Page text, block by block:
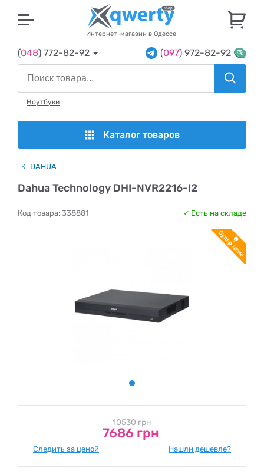
Интернет-магазин в Одессе
(048) 772-82-92 (097) 972-82-92
Ноутбуки
Каталог товаров
DAHUA
Dahua Technology DHI-NVR2216-I2
Код товара: 338881 Есть на складе
10530 грн
7686 грн
Следить за ценой Нашли дешевле?